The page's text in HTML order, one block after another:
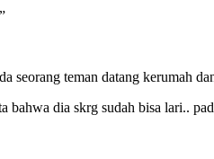
seorang teman datang kerumah
bahwa dia skrg sudah bisa lari..